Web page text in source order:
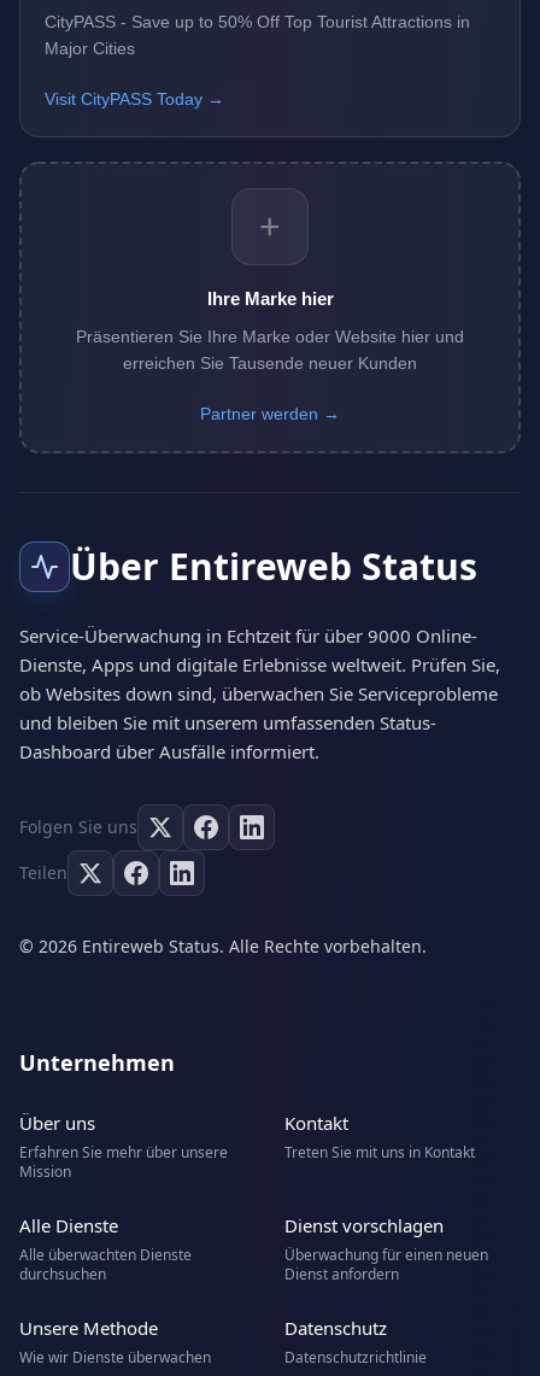
CityPASS - Save up to 50% Off Top Tourist Attractions in
Major Cities
Visit CityPASS Today →
+
Ihre Marke hier
Präsentieren Sie Ihre Marke oder Website hier und
erreichen Sie Tausende neuer Kunden
Partner werden →
Über Entireweb Status
Service-Überwachung in Echtzeit für über 9000 Online-
Dienste, Apps und digitale Erlebnisse weltweit. Prüfen Sie,
ob Websites down sind, überwachen Sie Serviceprobleme
und bleiben Sie mit unserem umfassenden Status-
Dashboard über Ausfälle informiert.
Folgen Sie uns
Teilen
© 2026 Entireweb Status. Alle Rechte vorbehalten.
Unternehmen
Über uns
Erfahren Sie mehr über unsere
Mission
Kontakt
Treten Sie mit uns in Kontakt
Alle Dienste
Alle überwachten Dienste
durchsuchen
Dienst vorschlagen
Überwachung für einen neuen
Dienst anfordern
Unsere Methode
Wie wir Dienste überwachen
Datenschutz
Datenschutzrichtlinie